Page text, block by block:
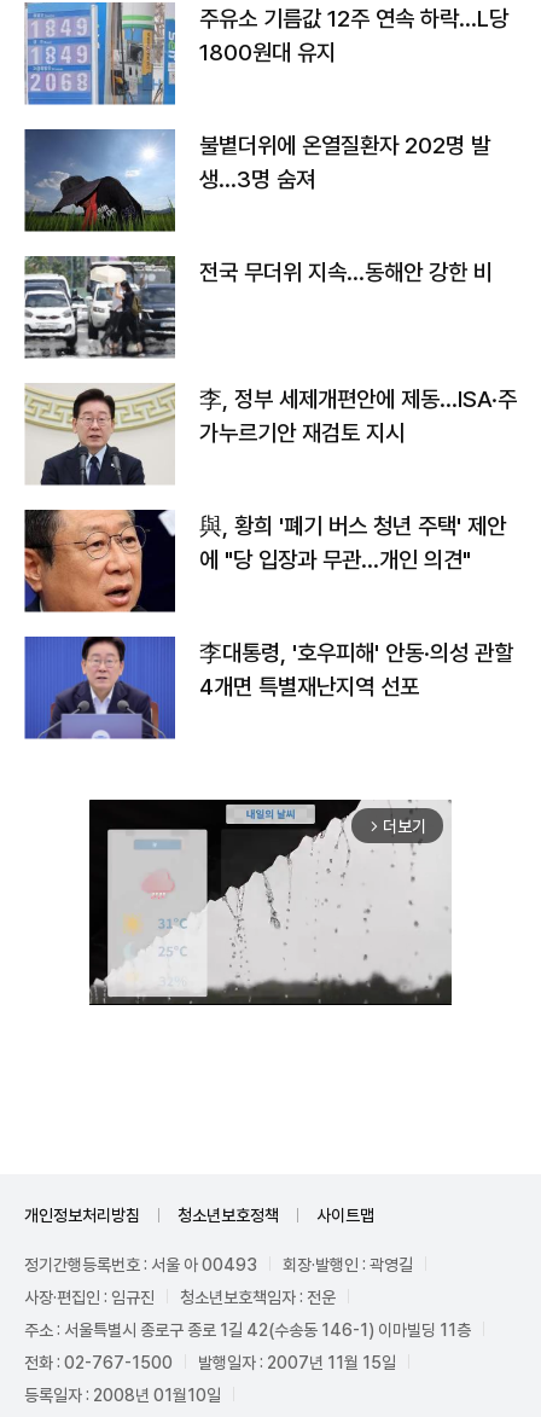
주유소 기름값 12주 연속 하락…L당
1800원대 유지
불볕더위에 온열질환자 202명 발
생…3명 숨져
전국 무더위 지속…동해안 강한 비
李, 정부 세제개편안에 제동…ISA·주
가누르기안 재검토 지시
與, 황희 '폐기 버스 청년 주택' 제안
에 "당 입장과 무관…개인 의견"
李대통령, '호우피해' 안동·의성 관할
4개면 특별재난지역 선포
arrow_forward_ios 더보기
개인정보처리방침 청소년보호정책 사이트맵
정기간행등록번호 : 서울 아 00493
회장·발행인 : 곽영길
사장·편집인 : 임규진
청소년보호책임자 : 전운
주소 : 서울특별시 종로구 종로 1길 42(수송동 146-1) 이마빌딩 11층
전화 : 02-767-1500
발행일자 : 2007년 11월 15일
등록일자 : 2008년 01월10일